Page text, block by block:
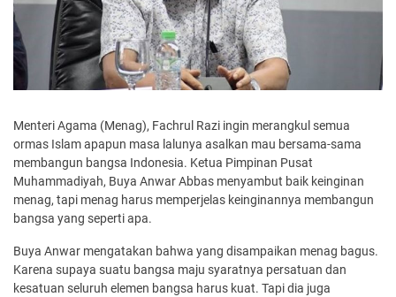
Menteri Agama (Menag), Fachrul Razi ingin merangkul semua
ormas Islam apapun masa lalunya asalkan mau bersama-sama
membangun bangsa Indonesia. Ketua Pimpinan Pusat
Muhammadiyah, Buya Anwar Abbas menyambut baik keinginan
menag, tapi menag harus memperjelas keinginannya membangun
bangsa yang seperti apa.
Buya Anwar mengatakan bahwa yang disampaikan menag bagus.
Karena supaya suatu bangsa maju syaratnya persatuan dan
kesatuan seluruh elemen bangsa harus kuat. Tapi dia juga